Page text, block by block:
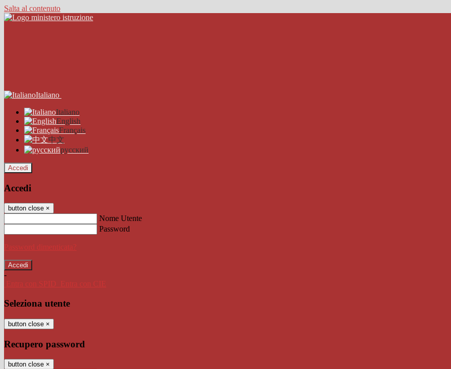
Salta al contenuto
Italiano
Italiano
English
Français
中文
русский
Accedi
Accedi
button close ×
Nome Utente
Password
Password dimenticata?
-
Entra con SPID
Entra con CIE
Seleziona utente
button close ×
Recupero password
button close ×